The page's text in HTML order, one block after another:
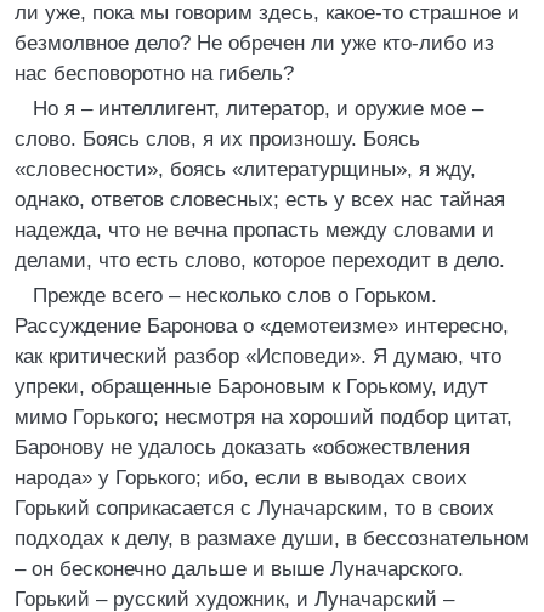
ли уже, пока мы говорим здесь, какое-то страшное и
безмолвное дело? Не обречен ли уже кто-либо из
нас бесповоротно на гибель?
Но я – интеллигент, литератор, и оружие мое –
слово. Боясь слов, я их произношу. Боясь
«словесности», боясь «литературщины», я жду,
однако, ответов словесных; есть у всех нас тайная
надежда, что не вечна пропасть между словами и
делами, что есть слово, которое переходит в дело.
Прежде всего – несколько слов о Горьком.
Рассуждение Баронова о «демотеизме» интересно,
как критический разбор «Исповеди». Я думаю, что
упреки, обращенные Бароновым к Горькому, идут
мимо Горького; несмотря на хороший подбор цитат,
Баронову не удалось доказать «обожествления
народа» у Горького; ибо, если в выводах своих
Горький соприкасается с Луначарским, то в своих
подходах к делу, в размахе души, в бессознательном
– он бесконечно дальше и выше Луначарского.
Горький – русский художник, и Луначарский –